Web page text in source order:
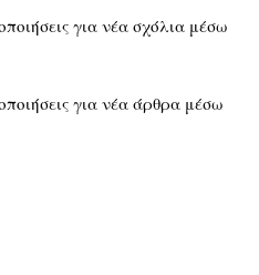
για νέα σχόλια μέσω
για νέα άρθρα μέσω